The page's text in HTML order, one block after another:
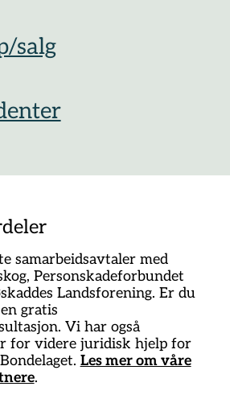
salg
samarbeidsavtaler med
Personskadeforbundet
Landsforening. Er du
gratis
Vi har også
for videre juridisk hjelp for
Les mer om våre
.